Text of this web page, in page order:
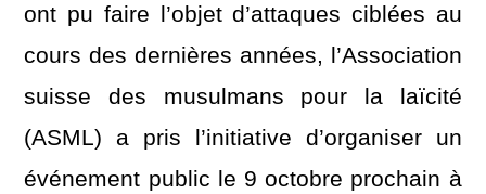
ont pu faire l’objet d’attaques ciblées au
cours des dernières années, l’Association
suisse des musulmans pour la laïcité
(ASML) a pris l’initiative d’organiser un
événement public le 9 octobre prochain à